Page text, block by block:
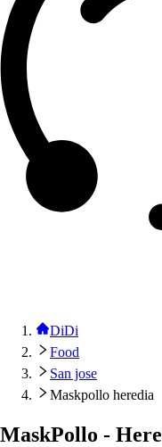
DiDi
Food
San jose
Maskpollo heredia
MaskPollo -